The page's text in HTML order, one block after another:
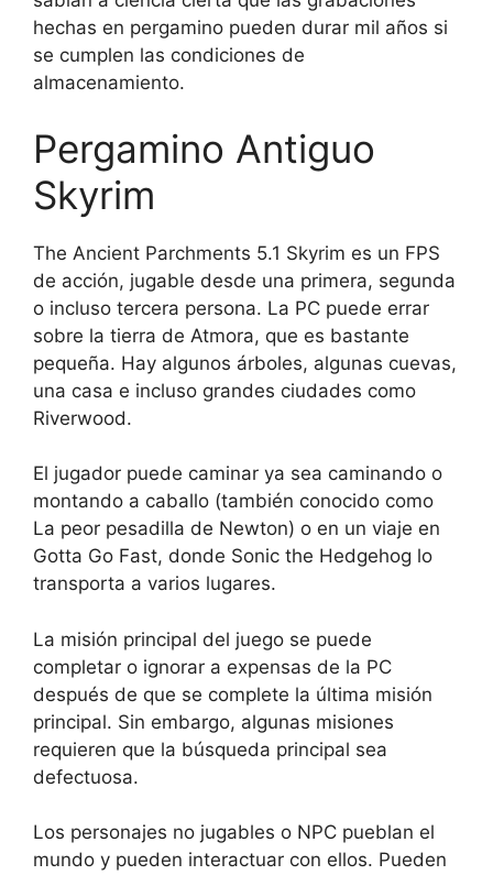
hechas en pergamino pueden durar mil años si
se cumplen las condiciones de
almacenamiento.
Pergamino Antiguo
Skyrim
The Ancient Parchments 5.1 Skyrim es un FPS
de acción, jugable desde una primera, segunda
o incluso tercera persona. La PC puede errar
sobre la tierra de Atmora, que es bastante
pequeña. Hay algunos árboles, algunas cuevas,
una casa e incluso grandes ciudades como
Riverwood.
El jugador puede caminar ya sea caminando o
montando a caballo (también conocido como
La peor pesadilla de Newton) o en un viaje en
Gotta Go Fast, donde Sonic the Hedgehog lo
transporta a varios lugares.
La misión principal del juego se puede
completar o ignorar a expensas de la PC
después de que se complete la última misión
principal. Sin embargo, algunas misiones
requieren que la búsqueda principal sea
defectuosa.
Los personajes no jugables o NPC pueblan el
mundo y pueden interactuar con ellos. Pueden